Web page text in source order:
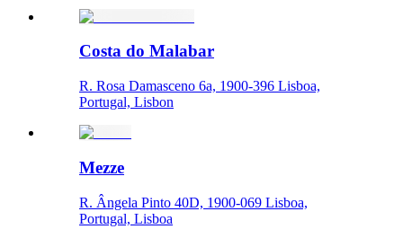
Costa do Malabar
R. Rosa Damasceno 6a, 1900-396 Lisboa,
Portugal, Lisbon
Mezze
R. Ângela Pinto 40D, 1900-069 Lisboa,
Portugal, Lisboa